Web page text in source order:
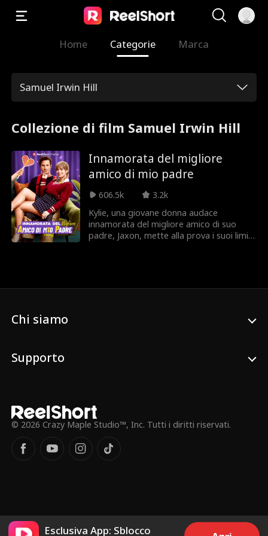
Home Categorie Marca
Samuel Irwin Hill
Collezione di film Samuel Irwin Hill
Innamorata del migliore
amico di mio padre
606.5k
3.2k
Kylie, una giovane donna audace
innamorata del migliore amico di suo
padre, Jaxon, mette alla prova i suoi limiti
Chi siamo
Supporto
© 2026 Crazy Maple Studio™, Inc. Tutti i diritti riservati.
Esclusiva App: Sblocco